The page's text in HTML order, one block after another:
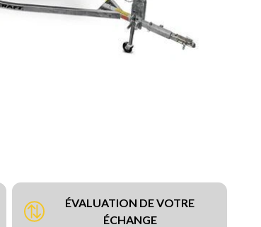
ÉVALUATION DE VOTRE
ÉCHANGE